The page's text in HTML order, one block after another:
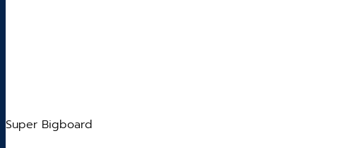
Super Bigboard